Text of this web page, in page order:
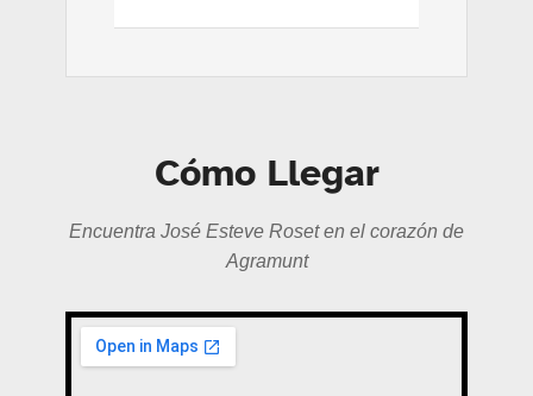
Cómo Llegar
Encuentra José Esteve Roset en el corazón de
Agramunt